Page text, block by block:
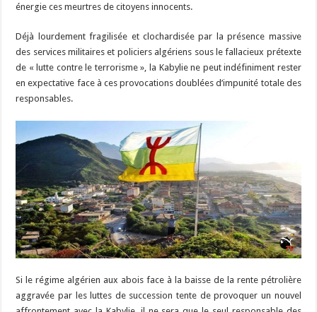
énergie ces meurtres de citoyens innocents.
Déjà lourdement fragilisée et clochardisée par la présence massive
des services militaires et policiers algériens sous le fallacieux prétexte
de « lutte contre le terrorisme », la Kabylie ne peut indéfiniment rester
en expectative face à ces provocations doublées d’impunité totale des
responsables.
Si le régime algérien aux abois face à la baisse de la rente pétrolière
aggravée par les luttes de succession tente de provoquer un nouvel